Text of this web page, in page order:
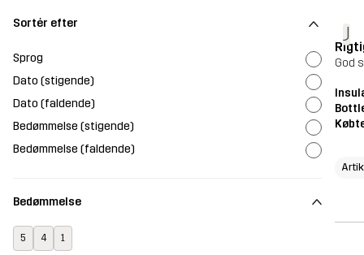
Sortér efter
Sprog
Dato (stigende)
Dato (faldende)
Bedømmelse (stigende)
Bedømmelse (faldende)
Bedømmelse
5 4 1
J
God